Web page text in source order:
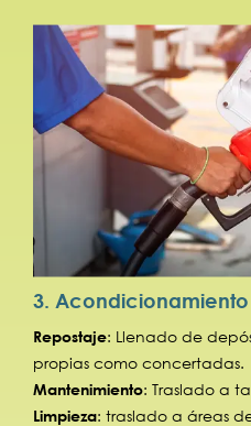
3. Acondicionamiento
Repostaje: Llenado de
propias como concertadas.
Mantenimiento: Traslado a
Limpieza: traslado a áreas